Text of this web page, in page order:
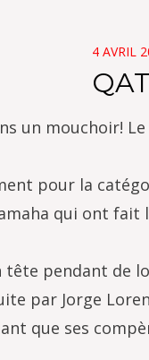
POSTED
ON
4 AVRIL
un mouchoir!
pour la
qui ont fait
tête pendant de
par Jorge
que ses